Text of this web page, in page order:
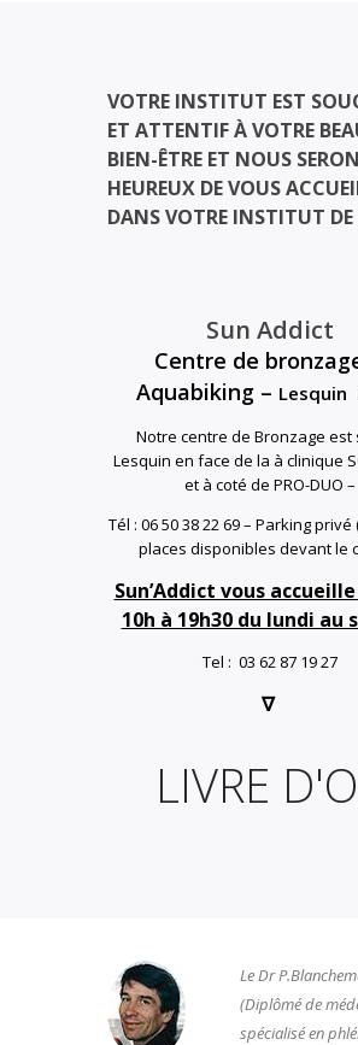
VOTRE INSTITUT EST
ET ATTENTIF À VOTRE
BIEN-ÊTRE ET NOUS
HEUREUX DE VOUS
DANS VOTRE INSTITUT DE
Sun Addict
Centre de
Aquabiking – Lesquin
Notre centre de Bronzage est
Lesquin en face de la à clinique
et à coté de PRO-DUO –
Tél : 06 50 38 22 69 – Parking privé
places disponibles devant le
Sun’Addict vous
10h à 19h30 du lundi au
Tel : 03 62 87 19 27
∇
LIVRE
Le Dr
(Diplômé de
spécialisé en